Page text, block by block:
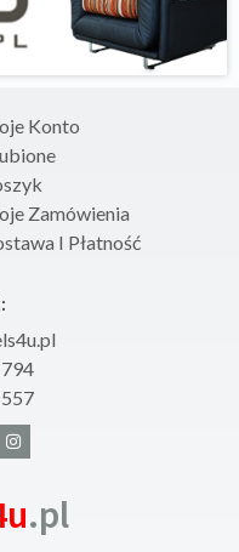
Konto
Zamówienia
I Płatność
.pl